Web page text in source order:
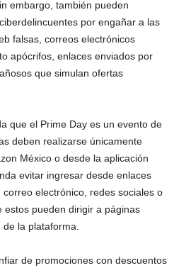
embargo, también pueden
por engañar a las
falsas, correos electrónicos
apócrifos, enlaces enviados por
que simulan ofertas
que el Prime Day es un evento de
deben realizarse únicamente
México o desde la aplicación
evitar ingresar desde enlaces
electrónico, redes sociales o
estos pueden dirigir a páginas
la plataforma.
de promociones con descuentos